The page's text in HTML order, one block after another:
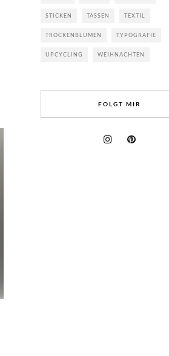
STICKEN TASSEN TEXTIL
TROCKENBLUMEN TYPOGRAFIE
UPCYCLING WEIHNACHTEN
FOLGT MIR